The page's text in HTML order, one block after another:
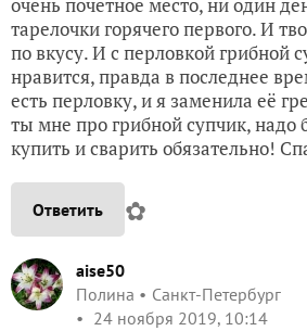
очень почётное место, ни один
тарелочки горячего первого. И
по вкусу. И с перловкой грибной
нравится, правда в последнее
есть перловку, и я заменила её
ты мне про грибной супчик, надо
купить и сварить обязательно!
Ответить ✿
aise50
Полина
Санкт-Петербург
24 ноября 2019, 10:14